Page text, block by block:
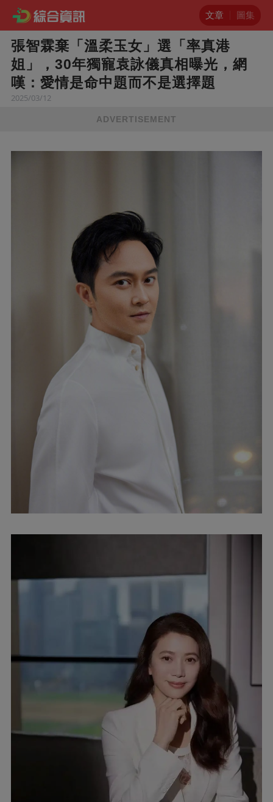
文章 圖集
張智霖棄「溫柔玉女」選「率真港
姐」，30年獨寵袁詠儀真相曝光，網
嘆：愛情是命中題而不是選擇題
2025/03/12
ADVERTISEMENT